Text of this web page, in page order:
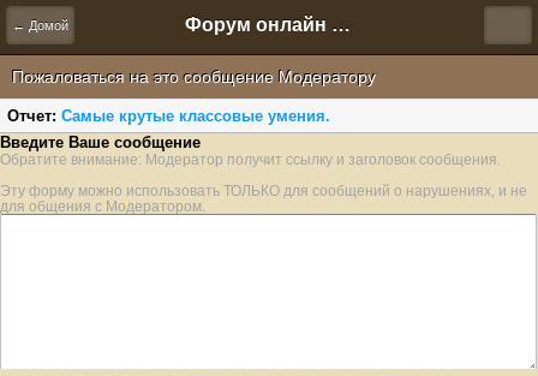
← Домой Форум онлайн игры "Новая Эра" (Нюра Биз)
Пожаловаться на это сообщение Модератору
Отчет: Самые крутые классовые умения.
Введите Ваше сообщение
Обратите внимание: Модератор получит ссылку и заголовок сообщения.
Эту форму можно использовать ТОЛЬКО для сообщений о нарушениях, и не
для общения с Модератором.